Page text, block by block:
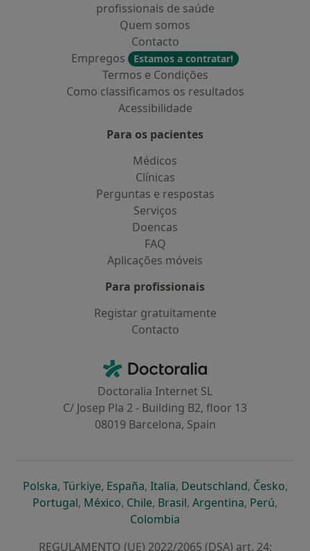
profissionais de saúde
Quem somos
Contacto
Empregos
Estamos a contratar!
Termos e Condições
Como classificamos os resultados
Acessibilidade
Para os pacientes
Médicos
Clínicas
Perguntas e respostas
Serviços
Doencas
FAQ
Aplicações móveis
Para profissionais
Registar gratuitamente
Contacto
Doctoralia - Homepage
Doctoralia Internet SL
C/ Josep Pla 2 - Building B2, floor 13
08019 Barcelona, Spain
Polskaabre num novo separador
, Türkiyeabre num novo separador
, Españaabre num novo separador
, Italiaabre num novo
, Deutschlandabre num
, Česko,
Portugalabre num novo separador
, Méxicoabre num novo separador
, Chileabre num novo separador
, Brasilabre num novo
, Argentinaabre num
, Perúabre
,
Colombia
REGULAMENTO (UE) 2022/2065 (DSA) art. 24: